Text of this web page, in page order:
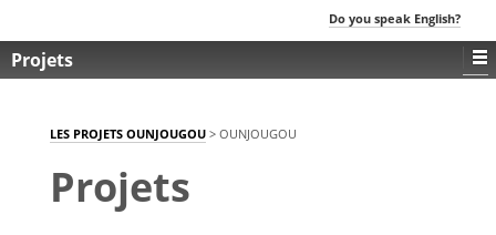
Do you speak English?
Projets
LES PROJETS OUNJOUGOU > OUNJOUGOU
Projets